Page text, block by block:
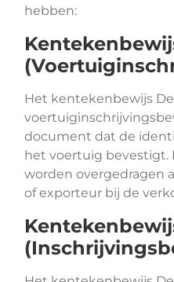
hebben:
Het kentekenbewijs
document dat de
het voertuig
worden overgedragen
of exporteur bij de